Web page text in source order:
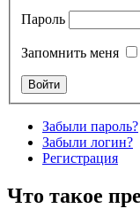
Пароль
Запомнить меня
Забыли пароль?
Забыли логин?
Регистрация
Что такое